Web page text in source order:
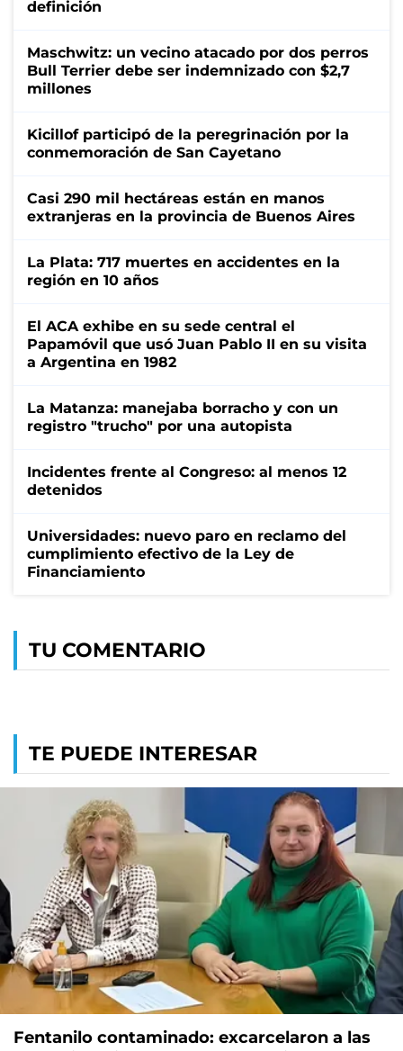
definición
Maschwitz: un vecino atacado por dos perros
Bull Terrier debe ser indemnizado con $2,7
millones
Kicillof participó de la peregrinación por la
conmemoración de San Cayetano
Casi 290 mil hectáreas están en manos
extranjeras en la provincia de Buenos Aires
La Plata: 717 muertes en accidentes en la
región en 10 años
El ACA exhibe en su sede central el
Papamóvil que usó Juan Pablo II en su visita
a Argentina en 1982
La Matanza: manejaba borracho y con un
registro "trucho" por una autopista
Incidentes frente al Congreso: al menos 12
detenidos
Universidades: nuevo paro en reclamo del
cumplimiento efectivo de la Ley de
Financiamiento
TU COMENTARIO
TE PUEDE INTERESAR
Fentanilo contaminado: excarcelaron a las